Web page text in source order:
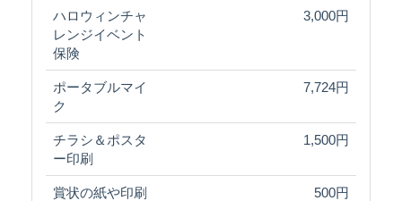
ハロウィンチャ
レンジイベント
保険
3,000円
ポータブルマイ
ク
7,724円
チラシ＆ポスタ
ー印刷
1,500円
賞状の紙や印刷
500円